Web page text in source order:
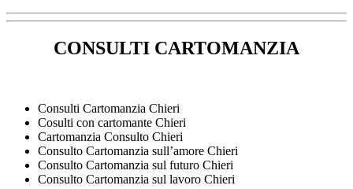
CONSULTI CARTOMANZIA
Consulti Cartomanzia Chieri
Cosulti con cartomante Chieri
Cartomanzia Consulto Chieri
Consulto Cartomanzia sull’amore Chieri
Consulto Cartomanzia sul futuro Chieri
Consulto Cartomanzia sul lavoro Chieri